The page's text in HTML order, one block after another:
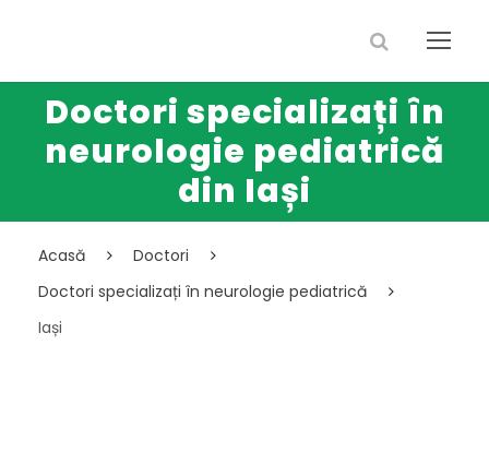
Doctori specializați în
neurologie pediatrică
din Iași
Acasă
Doctori
Doctori specializați în neurologie pediatrică
Iași